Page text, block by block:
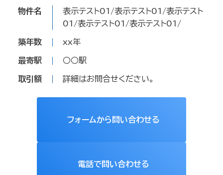
物件名
表示テスト01/表示テスト01/表示テスト
01/表示テスト01/表示テスト01/
築年数 xx年
最寄駅 ○○駅
取引額 詳細はお問合せください。
フォームから問い合わせる
電話で問い合わせる